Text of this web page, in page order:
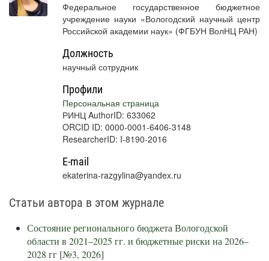
Федеральное государственное бюджетное
учреждение науки «Вологодский научный центр
Российской академии наук» (ФГБУН ВолНЦ РАН)
Должность
научный сотрудник
Профили
Персональная страница
РИНЦ AuthorID: 633062
ORCID ID: 0000-0001-6406-3148
ResearcherID: I-8190-2016
E-mail
ekaterina-razgylina@yandex.ru
Статьи автора в этом журнале
Состояние регионального бюджета Вологодской
области в 2021–2025 гг. и бюджетные риски на 2026–
2028 гг [№3, 2026]